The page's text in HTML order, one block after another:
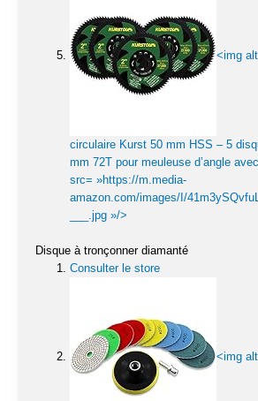
<img
circulaire Kurst 50 mm HSS – 5
mm 72T pour meuleuse d’angle
src= »https://m.media-
amazon.com/images/I/
___.jpg »/>
Disque à tronçonner diamanté
Consulter le store
<img